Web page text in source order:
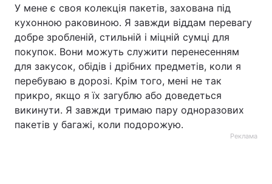
У мене є своя колекція пакетів, захована під
кухонною раковиною. Я завжди віддам перевагу
добре зробленій, стильній і міцній сумці для
покупок. Вони можуть служити перенесенням
для закусок, обідів і дрібних предметів, коли я
перебуваю в дорозі. Крім того, мені не так
прикро, якщо я їх загублю або доведеться
викинути. Я завжди тримаю пару одноразових
пакетів у багажі, коли подорожую.
Реклама